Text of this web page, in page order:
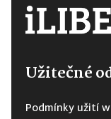
Užitečné
Podmínky užití